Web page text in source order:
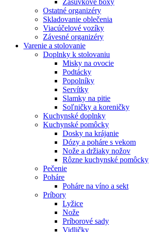
Ostatné organizéry
Skladovanie oblečenia
Viacúčelové vozíky
Závesné organizéry
Varenie a stolovanie
Doplnky k stolovaniu
Misky na ovocie
Podtácky
Popolníky
Servítky
Slamky na pitie
Soľničky a koreničky
Kuchynské doplnky
Kuchynské pomôcky
Dosky na krájanie
Dózy a poháre s vekom
Nože a držiaky nožov
Rôzne kuchynské pomôcky
Pečenie
Poháre
Poháre na víno a sekt
Príbory
Lyžice
Nože
Príborové sady
Vidličky